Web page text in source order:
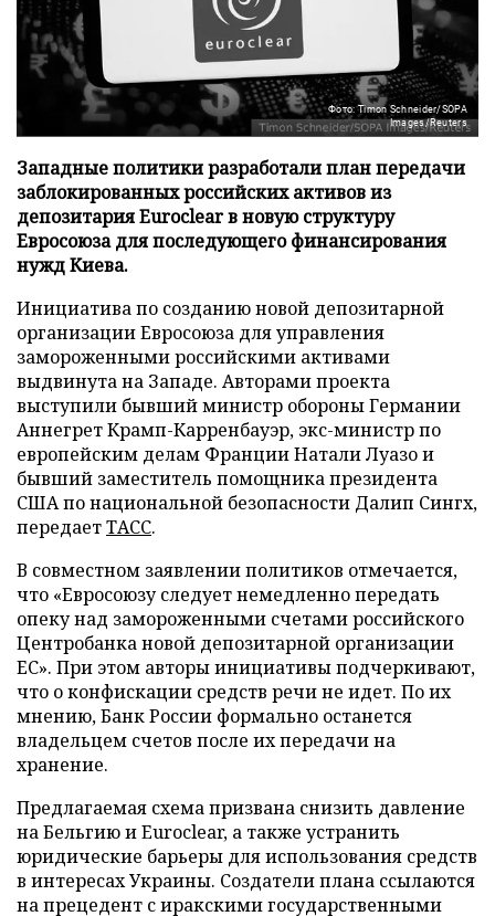
Фото: Timon Schneider/SOPA
Images/Reuters
Западные политики разработали план передачи
заблокированных российских активов из
депозитария Euroclear в новую структуру
Евросоюза для последующего финансирования
нужд Киева.
Инициатива по созданию новой депозитарной
организации Евросоюза для управления
замороженными российскими активами
выдвинута на Западе. Авторами проекта
выступили бывший министр обороны Германии
Аннегрет Крамп-Карренбауэр, экс-министр по
европейским делам Франции Натали Луазо и
бывший заместитель помощника президента
США по национальной безопасности Далип Сингх,
передаетТАСС.
В совместном заявлении политиков отмечается,
что «Евросоюзу следует немедленно передать
опеку над замороженными счетами российского
Центробанка новой депозитарной организации
ЕС». При этом авторы инициативы подчеркивают,
что о конфискации средств речи не идет. По их
мнению, Банк России формально останется
владельцем счетов после их передачи на
хранение.
Предлагаемая схема призвана снизить давление
на Бельгию и Euroclear, а также устранить
юридические барьеры для использования средств
в интересах Украины. Создатели плана ссылаются
на прецедент с иракскими государственными